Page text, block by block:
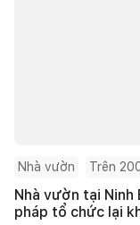
Nhà vườn Trên
Nhà vườn tại
pháp tổ chức lại